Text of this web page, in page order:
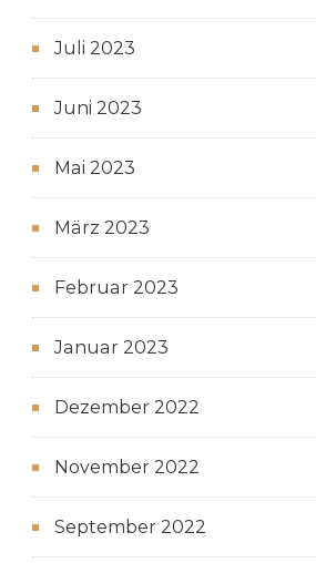
Juli 2023
Juni 2023
Mai 2023
März 2023
Februar 2023
Januar 2023
Dezember 2022
November 2022
September 2022